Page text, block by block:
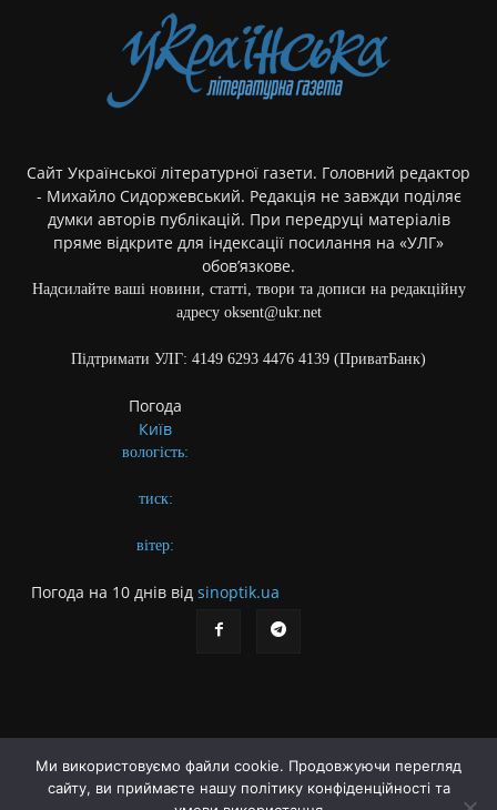
Сайт Української літературної газети. Головний редактор
- Михайло Сидоржевський. Редакція не завжди поділяє
думки авторів публікацій. При передруці матеріалів
пряме відкрите для індексації посилання на «УЛГ»
обов’язкове.
Надсилайте ваші новини, статті, твори та дописи на редакційну
адресу oksent@ukr.net
Підтримати УЛГ: 4149 6293 4476 4139 (ПриватБанк)
Погода
Київ
вологість:
тиск:
вітер:
Погода на 10 днів від sinoptik.ua
Про газету
Правила користування сайтом
Ми використовуємо файли cookie. Продовжуючи перегляд
сайту, ви приймаєте нашу політику конфіденційності та